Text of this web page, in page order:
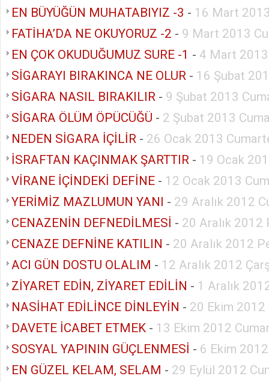
EN BÜYÜĞÜN MUHATABIYIZ -3 - 16 Mart
FATİHA’DA NE OKUYORUZ -2 - 9 Mart 2013
EN ÇOK OKUDUĞUMUZ SURE -1 - 4 Mart
SİGARAYI BIRAKINCA NE OLUR - 16 Şubat
SİGARA NASIL BIRAKILIR - 9 Şubat 2013
SİGARA ÖLÜM ÖPÜCÜĞÜ - 2 Şubat 2013
NEDEN SİGARA İÇİLİR - 26 Ocak 2013
İSRAFTAN KAÇINMAK ŞARTTIR - 19 Ocak
VİRANE İÇİNDEKİ DEFİNE - 12 Ocak 2013
YERİMİZ MAZLUMUN YANI - 29 Aralık 2012
CENAZENİN DEFNEDİLMESİ - 20 Aralık 2012
CENAZE DEFNİNE KATILIN - 20 Aralık 2012
ACI GÜN DOSTU OLALIM - 12 Aralık 2012
ZİYARET EDİN, ZİYARET EDİLİN - 1 Aralık
NASİHAT EDİLİNCE DİNLEYİN - 20 Ekim
DAVETE İCABET ETMEK - 13 Ekim 2012
SOSYAL YAPININ GÜÇLENMESİ - 6 Ekim
EN GÜZEL KELAM, SELAM - 29 Eylül 2012